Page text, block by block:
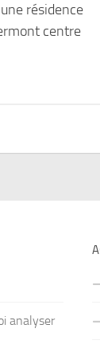
résidence
centre
analyser